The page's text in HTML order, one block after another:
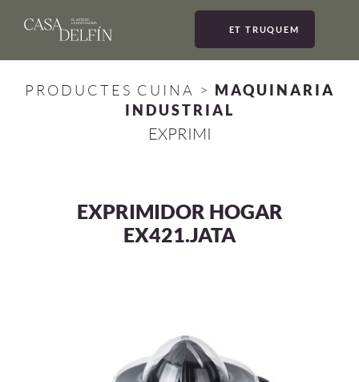
ET TRUQUEM
PRODUCTES CUINA > MAQUINARIA
INDUSTRIAL
EXPRIMI
EXPRIMIDOR HOGAR
EX421.JATA